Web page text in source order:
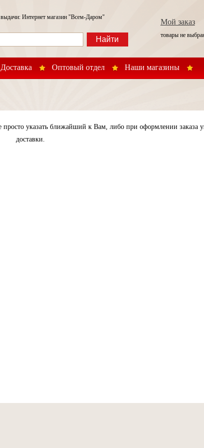
Доставка Оптовый отдел Наши магазины
Интернет магазин "Всем-Даром"
Найти
Мой заказ
товары не
указать ближайший к Вам, либо при оформлении заказа
доставки.